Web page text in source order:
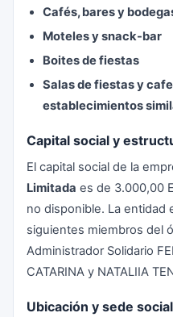
Cafés, bares y
Moteles y snack-bar
Boites de fiestas
Salas de fiestas y
establecimientos
Capital social y
El capital social de la
Limitada es de 3.000,00
no disponible. La entidad
siguientes miembros del
Administrador Solidario
CATARINA y NATALIIA
Ubicación y sede social